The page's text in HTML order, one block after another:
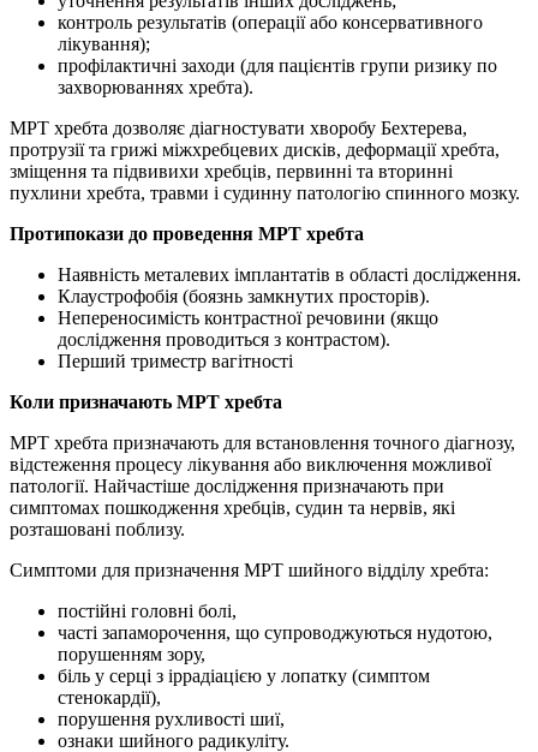
контроль результатів (операції або консервативного
лікування);
профілактичні заходи (для пацієнтів групи ризику по
захворюваннях хребта).
МРТ хребта дозволяє діагностувати хворобу Бехтерева,
протрузії та грижі міжхребцевих дисків, деформації хребта,
зміщення та підвивихи хребців, первинні та вторинні
пухлини хребта, травми і судинну патологію спинного мозку.
Протипокази до проведення МРТ хребта
Наявність металевих імплантатів в області дослідження.
Клаустрофобія (боязнь замкнутих просторів).
Непереносимість контрастної речовини (якщо
дослідження проводиться з контрастом).
Перший триместр вагітності
Коли призначають МРТ хребта
МРТ хребта призначають для встановлення точного діагнозу,
відстеження процесу лікування або виключення можливої
патології. Найчастіше дослідження призначають при
симптомах пошкодження хребців, судин та нервів, які
розташовані поблизу.
Симптоми для призначення МРТ шийного відділу хребта:
постійні головні болі,
часті запаморочення, що супроводжуються нудотою,
порушенням зору,
біль у серці з іррадіацією у лопатку (симптом
стенокардії),
порушення рухливості шиї,
ознаки шийного радикуліту.